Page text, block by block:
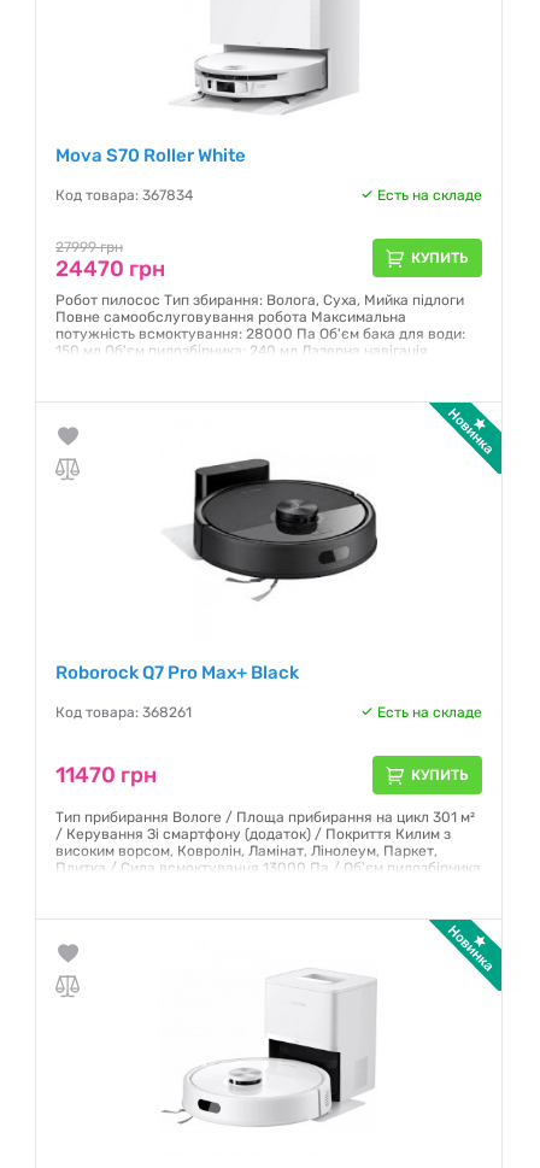
Mova S70 Roller White
Код товара: 367834 Есть на складе
27999 грн
24470 грн КУПИТЬ
Робот пилосос Тип збирання: Волога, Суха, Мийка підлоги
Повне самообслуговування робота Максимальна
потужність всмоктування: 28000 Па Об'єм бака для води:
150 мл Об'єм пилозбірника: 240 мл Лазерна навігація
Roborock Q7 Pro Max+ Black
Код товара: 368261 Есть на складе
11470 грн КУПИТЬ
Тип прибирання Вологе / Площа прибирання на цикл 301 м²
/ Керування Зі смартфону (додаток) / Покриття Килим з
високим ворсом, Ковролін, Ламінат, Лінолеум, Паркет,
Плитка / Сила всмоктування 13000 Па / Об'єм пилозбірника